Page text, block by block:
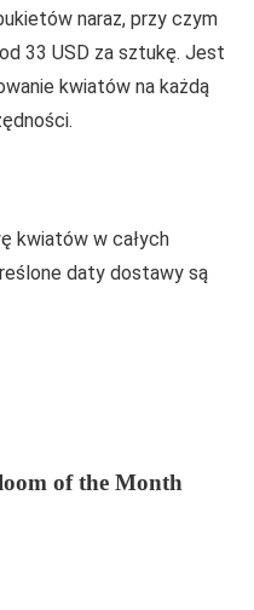
naraz, przy czym
33 USD za sztukę. Jest
kwiatów na każdą
kwiatów w całych
daty dostawy są
of the Month